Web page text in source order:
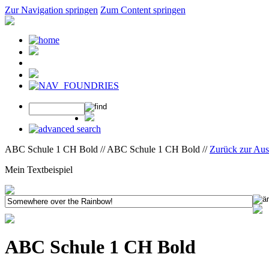
Zur Navigation springen Zum Content springen
ABC Schule 1 CH Bold // ABC Schule 1 CH Bold // Zurück zur
Mein Textbeispiel
ABC Schule 1 CH Bold